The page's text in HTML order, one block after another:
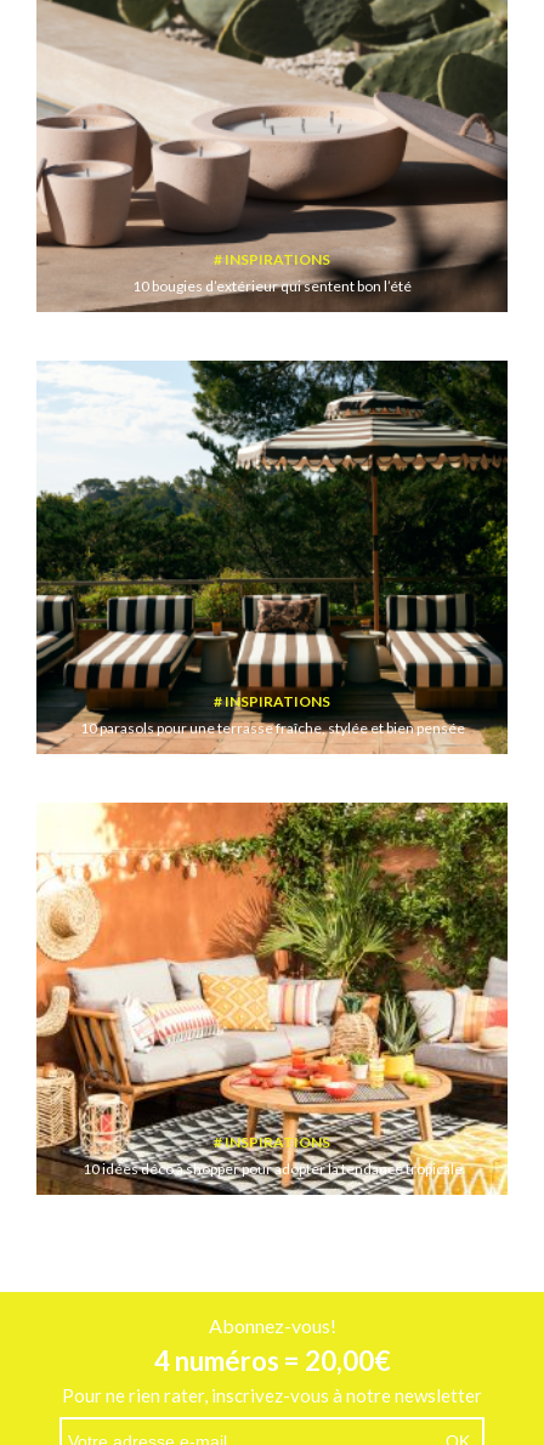
INSPIRATIONS
10 bougies d’extérieur qui sentent bon l’été
INSPIRATIONS
10 parasols pour une terrasse fraîche, stylée et bien pensée
INSPIRATIONS
10 idées déco à shopper pour adopter la tendance tropicale
Abonnez-vous!
4 numéros = 20,00€
Pour ne rien rater, inscrivez-vous à notre newsletter